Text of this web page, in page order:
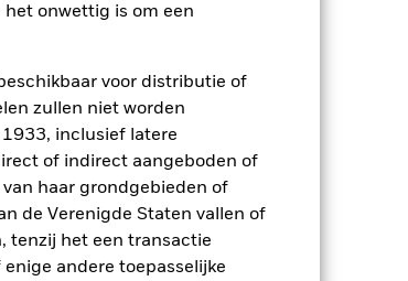
het onwettig is om een
voor distributie of
zullen niet worden
inclusief latere
of indirect aangeboden of
haar grondgebieden of
de Verenigde Staten vallen of
tenzij het een transactie
andere toepasselijke
worden niet in
in de toekomst heel
werd beheerd
de bruto-inkomsten,
of dalen als gevolg
die gebruikt in de